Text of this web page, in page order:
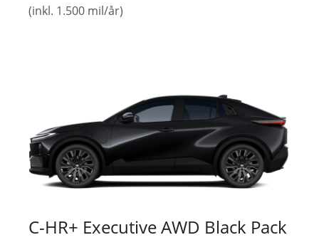
(inkl. 1.500 mil/år)
C-HR+ Executive AWD Black Pack